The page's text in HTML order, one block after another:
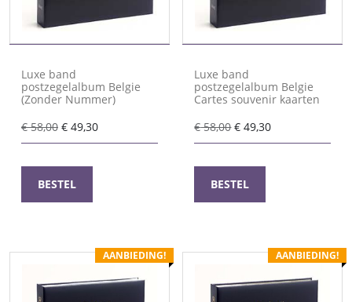
Luxe band
postzegelalbum Belgie
(Zonder Nummer)
€58,00 Oorspronkelijke
prijs
€ 58,00.
€ 49,30Huidige
prijs
BESTEL
Luxe band
postzegelalbum Belgie
Cartes souvenir kaarten
€58,00Oorspronkelijke
prijs
€ 58,00.
€ 49,30Huidige
prijs
BESTEL
AANBIEDING! AANBIEDING!